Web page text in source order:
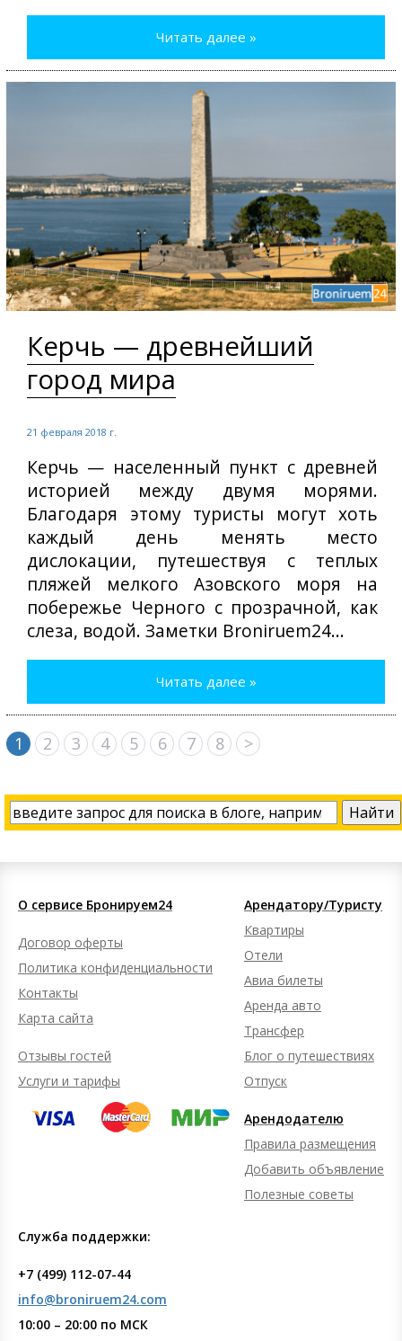
Читать далее »
Керчь — древнейший
город мира
21 февраля 2018 г.
Керчь — населенный пункт с древней
историей между двумя морями.
Благодаря этому туристы могут хоть
каждый день менять место
дислокации, путешествуя с теплых
пляжей мелкого Азовского моря на
побережье Черного с прозрачной, как
слеза, водой. Заметки Broniruem24...
Читать далее »
1 2 3 4 5 6 7 8 >
О сервисе Бронируем24
Договор оферты
Политика конфиденциальности
Контакты
Карта сайта
Отзывы гостей
Услуги и тарифы
Арендатору/Туристу
Квартиры
Отели
Авиа билеты
Аренда авто
Трансфер
Блог о путешествиях
Отпуск
Арендодателю
Правила размещения
Добавить объявление
Полезные советы
Служба поддержки:
+7 (499) 112-07-44
info@broniruem24.com
10:00 – 20:00 по МСК